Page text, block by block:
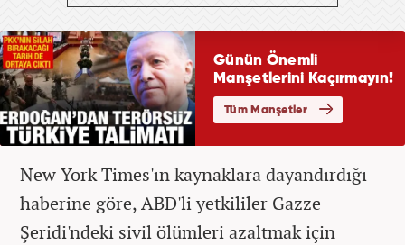
New York Times'ın kaynaklara dayandırdığı
haberine göre, ABD'li yetkililer Gazze
Şeridi'ndeki sivil ölümleri azaltmak için